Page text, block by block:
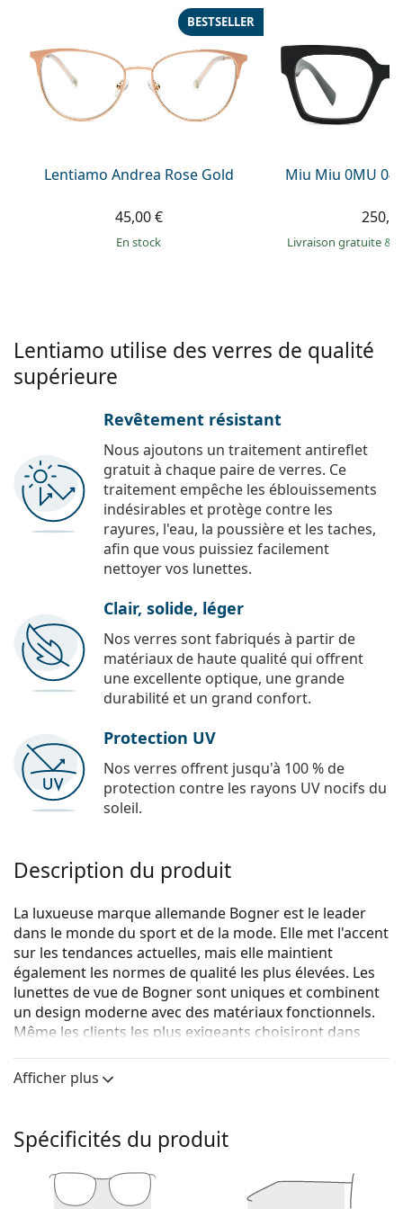
Prada
Toutes les marques
Lentiamo Andrea Rose Gold
BESTSELLER
45,00 €
en stock
Miu Miu 0MU
Livraison gratuite&
Lentiamo utilise des verres de qualité
supérieure
Revêtement résistant
Nous ajoutons un traitement antireflet
gratuit à chaque paire de verres. Ce
traitement empêche les éblouissements
indésirables et protège contre les
rayures, l'eau, la poussière et les taches,
afin que vous puissiez facilement
nettoyer vos lunettes.
Clair, solide, léger
Nos verres sont fabriqués à partir de
matériaux de haute qualité qui offrent
une excellente optique, une grande
durabilité et un grand confort.
Protection UV
Nos verres offrent jusqu'à 100 % de
protection contre les rayons UV nocifs du
soleil.
Description du produit
La luxueuse marque allemande Bogner est le leader
dans le monde du sport et de la mode. Elle met l'accent
sur les tendances actuelles, mais elle maintient
également les normes de qualité les plus élevées. Les
lunettes de vue de Bogner sont uniques et combinent
un design moderne avec des matériaux fonctionnels.
Même les clients les plus exigeants choisiront dans
Bogner 63020 7000 15 55
Monture de lunettes de vue
parfaitement avec tous les teints et des cheveux
châtain clair ou blonds clairs.
Afficher plus
Spécificités du produit